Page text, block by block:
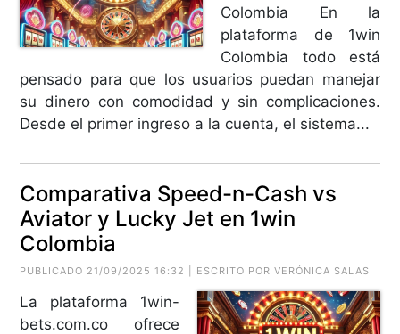
Colombia En la
plataforma de 1win
Colombia todo está
pensado para que los usuarios puedan manejar
su dinero con comodidad y sin complicaciones.
Desde el primer ingreso a la cuenta, el sistema...
Comparativa Speed-n-Cash vs
Aviator y Lucky Jet en 1win
Colombia
PUBLICADO 21/09/2025 16:32 | ESCRITO POR VERÓNICA SALAS
La plataforma 1win-
bets.com.co ofrece